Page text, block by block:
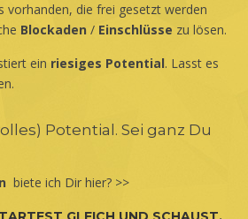
vorhanden, die frei gesetzt werden
Blockaden / Einschlüsse zu lösen.
ein riesiges Potential. Lasst es
Potential. Sei ganz Du
biete ich Dir hier? >>